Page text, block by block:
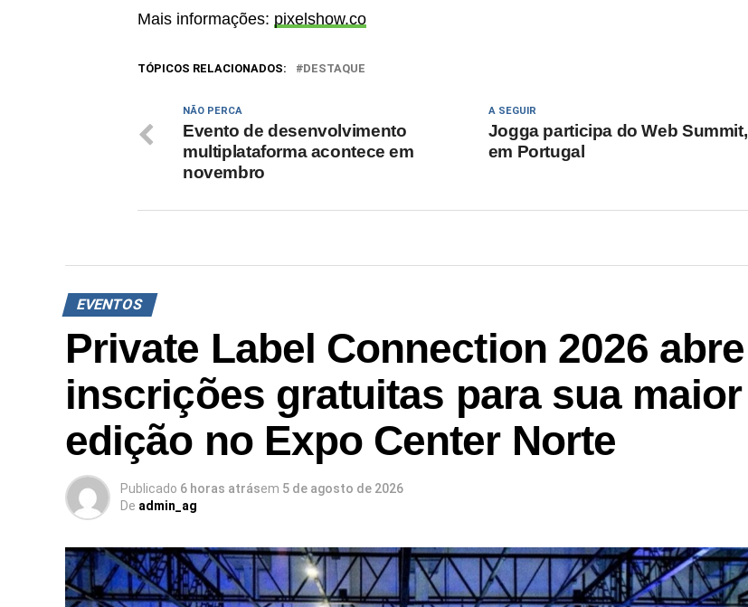
Mais informações: pixelshow.co
TÓPICOS RELACIONADOS: DESTAQUE
A SEGUIR
Jogga participa do Web Summit,
em Portugal
NÃO PERCA
Evento de desenvolvimento
multiplataforma acontece em
novembro
EVENTOS
Private Label Connection 2026 abre
inscrições gratuitas para sua maior
edição no Expo Center Norte
Publicado 6 horas atrásem 5 de agosto de 2026
De admin_ag